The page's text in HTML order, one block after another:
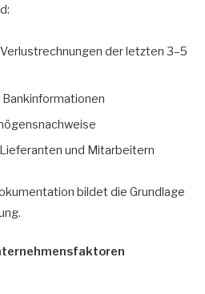
Verlustrechnungen der letzten 3–5
und Mitarbeitern
bildet die Grundlage